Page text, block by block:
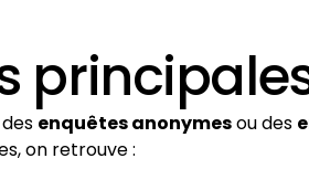
enquêtes anonymesou des
on retrouve :